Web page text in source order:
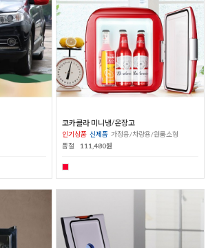
코카콜라 미니냉/온장고
인기상품 신제품 가정용/차량용/원룸소형
품절
111,480원